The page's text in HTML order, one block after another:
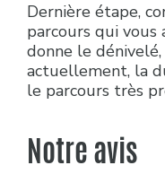
Dernière étape,
parcours qui
donne le
actuellement, la
le parcours très
Notre avis